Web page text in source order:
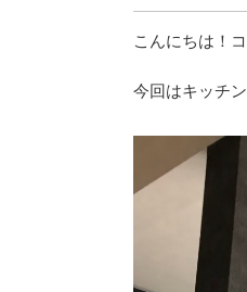
こんにちは！
今回はキッチ